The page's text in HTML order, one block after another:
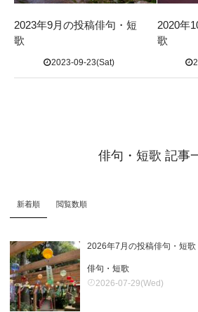
2023年9月の投稿俳句・短
歌
2023-09-23(Sat)
2020年
歌
俳句・短歌 記事
新着順 閲覧数順
2026年7月の投稿俳句・短歌
俳句・短歌
2026-07-29(Wed)